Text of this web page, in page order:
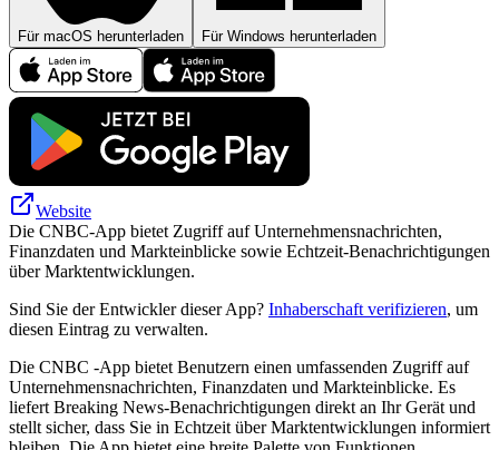
Für macOS herunterladen Für Windows herunterladen
Website
Die CNBC-App bietet Zugriff auf Unternehmensnachrichten,
Finanzdaten und Markteinblicke sowie Echtzeit-Benachrichtigungen
über Marktentwicklungen.
Sind Sie der Entwickler dieser App? Inhaberschaft verifizieren, um
diesen Eintrag zu verwalten.
Die CNBC -App bietet Benutzern einen umfassenden Zugriff auf
Unternehmensnachrichten, Finanzdaten und Markteinblicke. Es
liefert Breaking News-Benachrichtigungen direkt an Ihr Gerät und
stellt sicher, dass Sie in Echtzeit über Marktentwicklungen informiert